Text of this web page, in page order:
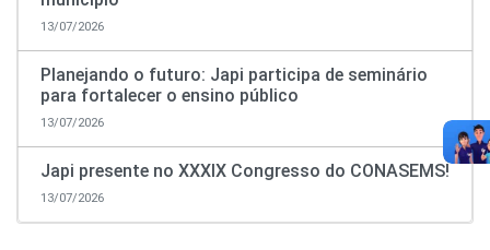
13/07/2026
Planejando o futuro: Japi participa de seminário
para fortalecer o ensino público
13/07/2026
Japi presente no XXXIX Congresso do CONASEMS!
13/07/2026